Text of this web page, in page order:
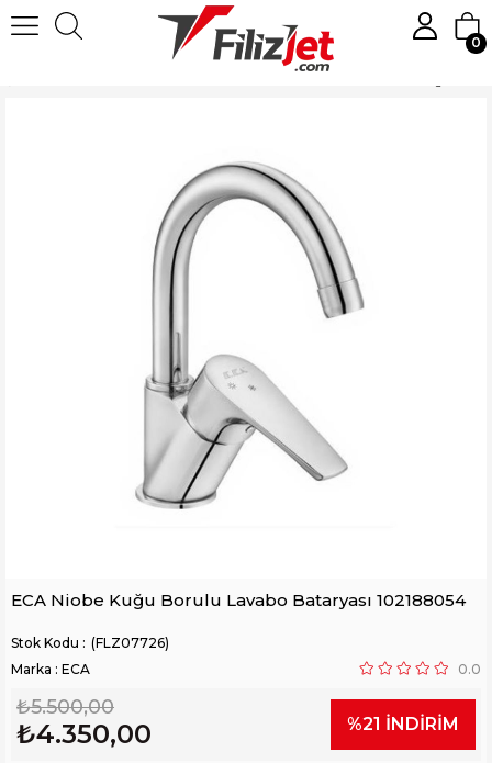
0
ECA Niobe Kuğu Borulu Lavabo Bataryası 102188054
(FLZ07726)
Marka : ECA 0.0
₺5.500,00
₺4.350,00 %21 İNDIRIM